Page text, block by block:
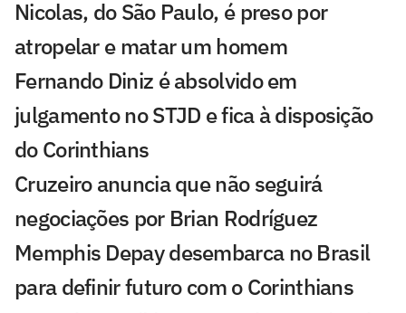
Nicolas, do São Paulo, é preso por
atropelar e matar um homem
Fernando Diniz é absolvido em
julgamento no STJD e fica à disposição
do Corinthians
Cruzeiro anuncia que não seguirá
negociações por Brian Rodríguez
Memphis Depay desembarca no Brasil
para definir futuro com o Corinthians